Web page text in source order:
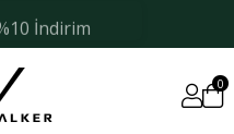
İndirim
0